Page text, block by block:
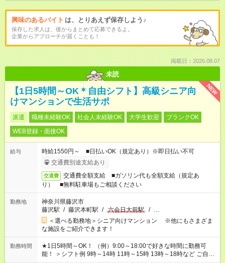
興味のあるバイト は、とりあえず保存しよう♪
保存した求人は、後からまとめて応募できるよ。
企業からアプローチが届くことも！
掲載日：2026.08.07
未読
NEW
【1日5時間～OK＊自由シフト】高級シニア向
けマンションで生活サポ
派遣 職種未経験OK 社会人未経験OK 大学生歓迎
ブランクOK
WEB登録・面接OK
給与
時給1550円～ ■日払いOK（規定あり）※即日払い不可
交通費別途支給あり
交通費
交通費全額支給 ■ガソリン代も全額支給（規定あ
り） ■無料駐車場もご相談ください
勤務地
神奈川県藤沢市
藤沢駅 / 藤沢本町駅 / 六会日大前駅 / …
＜選べる勤務地＞シニア向けマンション ※他にもさまざま
な施設をご紹介できます！
勤務時間
★1日5時間～OK！ （例）9:00～18:00で好きな時間に勤務可
能！ ＞シフト例 9時～14時 11時～15時 13時～18時など ご自身